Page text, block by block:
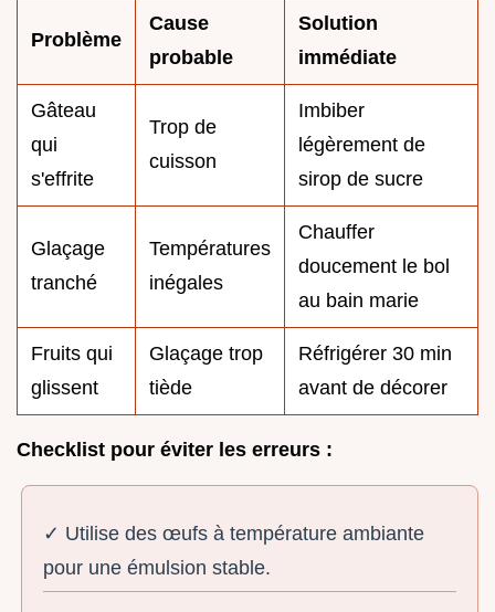
Problème
Cause
probable
Solution
immédiate
Gâteau
qui
s'effrite
Trop de
cuisson
Imbiber
légèrement de
sirop de sucre
Glaçage
tranché
Températures
inégales
Chauffer
doucement le bol
au bain marie
Fruits qui
glissent
Glaçage trop
tiède
Réfrigérer 30 min
avant de décorer
Checklist pour éviter les erreurs :
✓ Utilise des œufs à température ambiante
pour une émulsion stable.